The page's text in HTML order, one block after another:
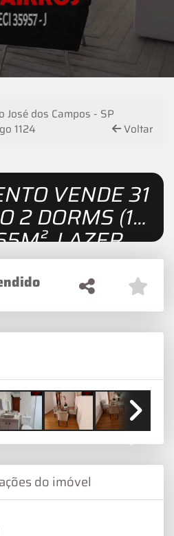
José dos Campos - SP
1124 Voltar
VENDE 31
2 DORMS (1
LAZER
Next
do imóvel